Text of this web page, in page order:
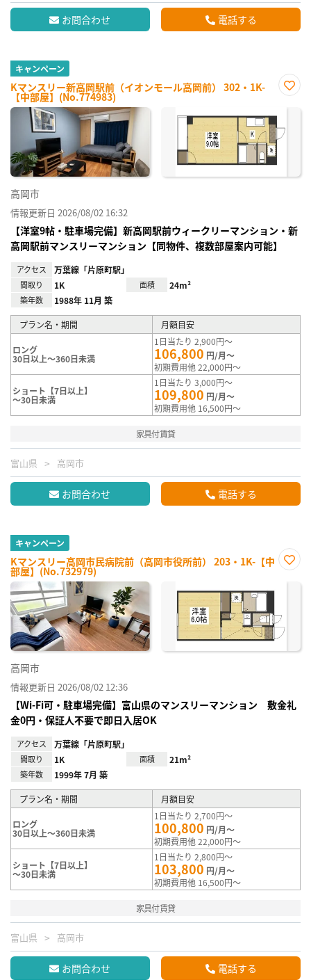
お問合わせ 電話する
キャンペーン
Kマンスリー新高岡駅前（イオンモール高岡前） 302・1K-
【中部屋】(No.774983)
に入
録
高岡市
情報更新日 2026/08/02 16:32
【洋室9帖・駐車場完備】新高岡駅前ウィークリーマンション・新
高岡駅前マンスリーマンション【同物件、複数部屋案内可能】
アクセス 万葉線「片原町駅」
間取り 1K 面積 24m²
築年数 1988年 11月 築
プラン名・期間 月額目安
ロング
30日以上～360日未満
1日当たり 2,900円～
106,800 円/月～
初期費用他 22,000円～
ショート【7日以上】
～30日未満
1日当たり 3,000円～
109,800 円/月～
初期費用他 16,500円～
家具付賃貸
富山県 高岡市
お問合わせ 電話する
キャンペーン
Kマンスリー高岡市民病院前（高岡市役所前） 203・1K-【中
部屋】(No.732979)
に入
高岡市
情報更新日 2026/08/02 12:36
【Wi-Fi可・駐車場完備】富山県のマンスリーマンション 敷金礼
金0円・保証人不要で即日入居OK
アクセス 万葉線「片原町駅」
間取り 1K 面積 21m²
築年数 1999年 7月 築
プラン名・期間 月額目安
ロング
30日以上～360日未満
1日当たり 2,700円～
100,800 円/月～
初期費用他 22,000円～
ショート【7日以上】
～30日未満
1日当たり 2,800円～
103,800 円/月～
初期費用他 16,500円～
家具付賃貸
富山県 高岡市
お問合わせ 電話する